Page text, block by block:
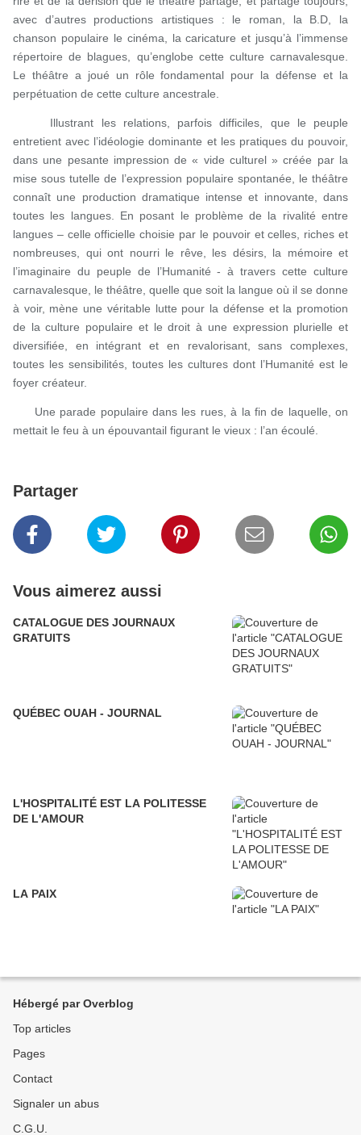
avec d’autres productions artistiques : le roman, la B.D, la
chanson populaire le cinéma, la caricature et jusqu’à l’immense
répertoire de blagues, qu’englobe cette culture carnavalesque.
Le théâtre a joué un rôle fondamental pour la défense et la
perpétuation de cette culture ancestrale.
Illustrant les relations, parfois difficiles, que le peuple
entretient avec l’idéologie dominante et les pratiques du pouvoir,
dans une pesante impression de « vide culturel » créée par la
mise sous tutelle de l’expression populaire spontanée, le théâtre
connaît une production dramatique intense et innovante, dans
toutes les langues. En posant le problème de la rivalité entre
langues – celle officielle choisie par le pouvoir et celles, riches et
nombreuses, qui ont nourri le rêve, les désirs, la mémoire et
l’imaginaire du peuple de l’Humanité - à travers cette culture
carnavalesque, le théâtre, quelle que soit la langue où il se donne
à voir, mène une véritable lutte pour la défense et la promotion
de la culture populaire et le droit à une expression plurielle et
diversifiée, en intégrant et en revalorisant, sans complexes,
toutes les sensibilités, toutes les cultures dont l’Humanité est le
foyer créateur.
Une parade populaire dans les rues, à la fin de laquelle, on
mettait le feu à un épouvantail figurant le vieux : l’an écoulé.
Partager
Vous aimerez aussi
CATALOGUE DES JOURNAUX
GRATUITS
QUÉBEC OUAH - JOURNAL
L'HOSPITALITÉ EST LA POLITESSE
DE L'AMOUR
LA PAIX
Hébergé par Overblog
Top articles
Pages
Contact
Signaler un abus
C.G.U.